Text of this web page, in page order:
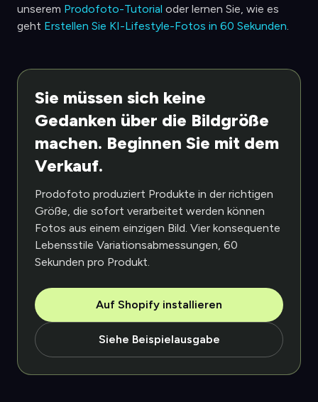
unserem Prodofoto-Tutorial oder lernen Sie, wie es
geht Erstellen Sie KI-Lifestyle-Fotos in 60 Sekunden.
Sie müssen sich keine
Gedanken über die Bildgröße
machen. Beginnen Sie mit dem
Verkauf.
Prodofoto produziert Produkte in der richtigen
Größe, die sofort verarbeitet werden können
Fotos aus einem einzigen Bild. Vier konsequente
Lebensstile Variationsabmessungen, 60
Sekunden pro Produkt.
Auf Shopify installieren
Siehe Beispielausgabe